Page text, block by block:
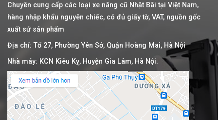
Chuyên cung cấp các loại xe nâng cũ Nhật Bãi tại Việt Nam,
hàng nhập khẩu nguyên chiếc, có đủ giấy tờ, VAT, nguồn gốc
xuất sứ sản phẩm
Địa chỉ: Tổ 27, Phường Yên Sở, Quận Hoàng Mai, Hà Nội
Nhà máy: KCN Kiêu Kỵ, Huyện Gia Lâm, Hà Nội.